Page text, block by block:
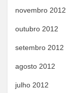
novembro 2012
outubro 2012
setembro 2012
agosto 2012
julho 2012